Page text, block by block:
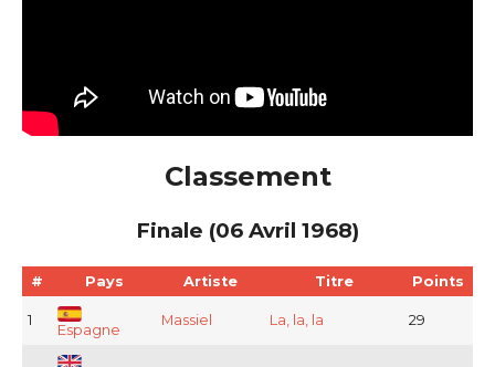
Classement
Finale (06 Avril 1968)
# Pays Artiste Titre Points
1
Espagne
Massiel La, la, la 29